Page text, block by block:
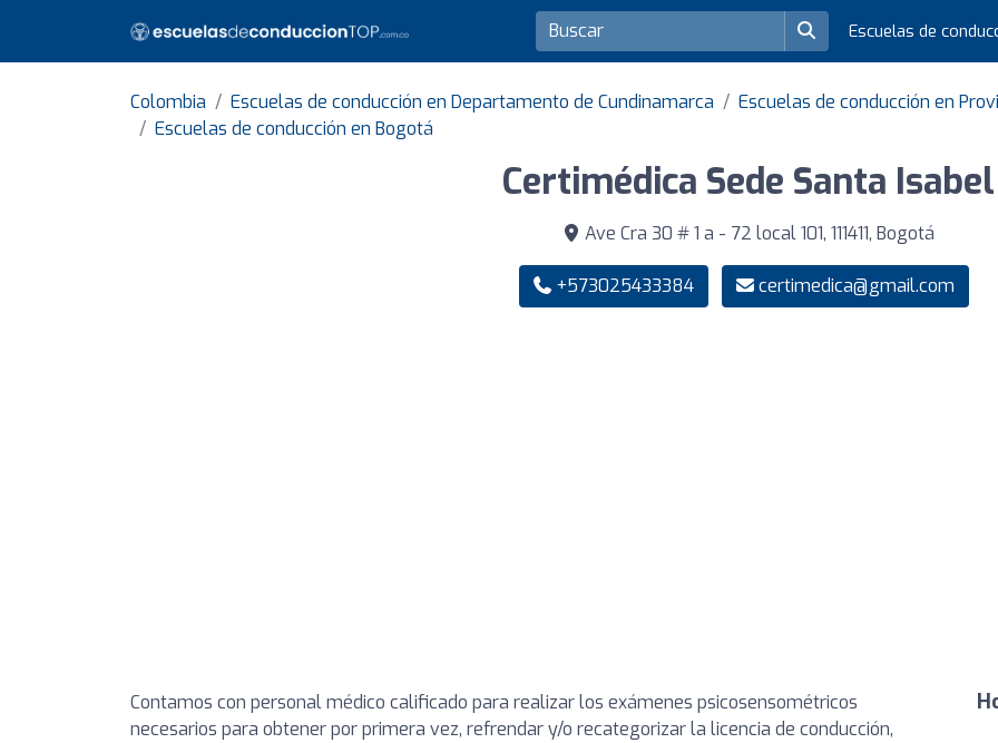
Escuelas de
Colombia Escuelas de conducción en Departamento de Cundinamarca
Escuelas de conducción en
Escuelas de conducción en Bogotá
Certimédica Sede Santa Isabel
Ave Cra 30 # 1 a - 72 local 101, 111411, Bogotá
+573025433384 certimedica@gmail.com
Contamos con personal médico calificado para realizar los exámenes psicosensométricos
necesarios para obtener por primera vez, refrendar y/o recategorizar la licencia de conducción,